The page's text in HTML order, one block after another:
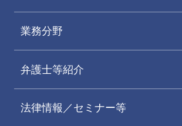
業務分野
弁護士等紹介
法律情報／セミナー等